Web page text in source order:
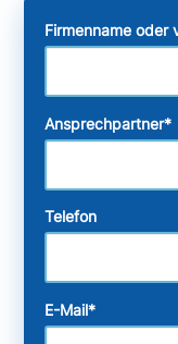
Firmenname oder
Ansprechpartner*
Telefon
E-Mail*